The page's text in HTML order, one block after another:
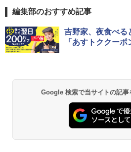
1
【セット買い】
レンジ 25L 一
ットテーブル
洗米モード 保
C-10M(B)
￥30,280
編集部のおすすめ記事
吉野家、夜食べる
「あすトククー
Google 検索で当サイトの記事